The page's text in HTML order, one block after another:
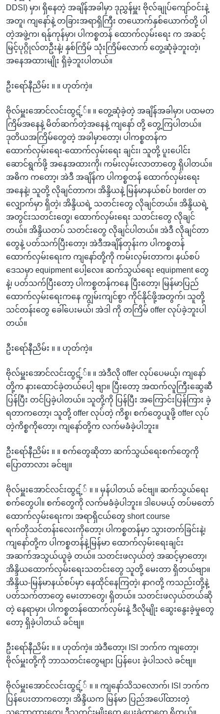
DDSI) မှာ၊ ရှိနေတဲ့ အချိန်အခါမှာ ဒုညွှန်မှူး ဗိုလ်ချုပ်ကျော်ဝင်းနဲ့
အတူ၊ ကျနော်နဲ့ တခြားအရာရှိကြီး တယောက်နှစ်ယောက်တို့ ပါ
တဲ့အဖွဲ့က၊ ရန်ုကုန်မှာ၊ ပါကစ္စတန် ထောက်လှမ်းရေး က အဆင့်
မြင့်ပုဂ္ဂိုလ်တဦးနဲ့၊ နှစ်ကြိမ် သုံးကြိမ်လောက် တွေ့ဆုံခဲ့ဘူးတဲ့၊
အနေအထားမျိုး ရှိခဲ့ဘူးပါတယ်။
ဦးရော်နီညိမ်း ။ ။ ဟုတ်ကဲ့။
ဗိုလ်မှူးအောင်လင်းထွဋ့််။ ။ တွေ့ဆုံခဲ့တဲ့ အချိန်အခါမှာ၊ ပထမတ
ကြိမ်အနေနဲ့ မိတ်ဆက်တဲ့အနေနဲ့ ကျနော် တို့ တွေ့ကြပါတယ်။
ဒုတိယအကြိမ်တွေတဲ့ အခါမှာတော့၊ ပါကစ္စတန်က
ထောက်လှမ်းရေး-ထောက်လှမ်းရေး ချင်း၊ သူတို့ ပူးပေါင်း
ဆောင်ရွက်ဖို့ အနေအထားကို၊ ကမ်းလှမ်းလာတာတွေ ရှိပါတယ်။
အဓိက ကတော့၊ အဲဒီ အချိန်က ပါကစ္စတန် ထောက်လှမ်းရေး
အနေနဲ့၊ သူတို့ လိုချင်တာက၊ အိန္ဒိယနဲ့ မြန်မာနယ်စပ် border တ
လျှောက်မှာ ရှိတဲ့၊ အိန္ဒိယရဲ့ သတင်းတွေ လိုချင်တယ်။ အိန္ဒိယရဲ့
အတွင်းသတင်းတွေ၊ ထောက်လှမ်းရေး သတင်းတွေ လိုချင်
တယ်။ အိန္ဒိယတပ် သတင်းတွေ လိုချင်ပါတယ်။ အဲဒီ လိုချင်တာ
တွေနဲ့ ပတ်သက်ပြီးတော့၊ အဲဒီအချိန်တုန်းက ပါကစ္စတန်
ထောက်လှမ်းရေးက ကျနော်တို့ကို ကမ်းလှမ်းတာက၊ နယ်စပ်
ဒေသမှာ equipment ပေါ့လေ။ ဆက်သွယ်ရေး equipment တွေ
နဲ့၊ ပတ်သက်ပြီးတော့ ပါကစ္စတန်ကနေ ပြီးတော့၊ မြန်မာပြည်
ထောက်လှမ်းရေးကနေ ကျွမ်းကျင်စွာ ကိုင်နိုင်ဖို့အတွက်၊ သူတို့
သင်တန်းတွေ ခေါ်ပေးမယ်၊ အဲဒါ ကို တကြိမ် offer လုပ်ခဲ့ဘူးပါ
တယ်။
ဦးရော်နီညိမ်း ။ ။ ဟုတ်ကဲ့။
ဗိုလ်မှူးအောင်လင်းထွဋ့််။ ။ အဲဒီလို offer လုပ်ပေမယ့်၊ ကျနော်
တို့က နားထောင်ခဲ့တယ်ပေါ့ ဗျာ။ ပြီးတော့ အထက်လူကြီးဆွေဆီ
ပြန်ပြီး တင်ပြခဲ့ပါတယ်။ သူတို့ကို ပြန်ပြီး အကြောင်းပြန်ကြား ခဲ့
ရတာကတော့၊ သူတို့ offer လုပ်တဲ့ ကိစ္စ၊ စက်တွေယူဖို့ offer လုပ်
တဲ့ကိစ္စကိုတော့၊ ကျနော်တို့က လက်မခံခဲ့ပါဘူး။
ဦးရော်နီညိမ်း ။ ။ စက်တွေဆိုတာ ဆက်သွယ်ရေးစက်တွေကို
ပြောတာလား ခင်ဗျ။
ဗိုလ်မှူးအောင်လင်းထွဋ့်် ။ ။ မှန်ပါတယ် ခင်ဗျ။ ဆက်သွယ်ရေး
စက်တွေပါ။ စက်တွေကို လက်မခံခဲ့ပါဘူး။ ဒါပေမယ့် တပ်မတော်
ထောက်လှမ်းရေးက၊ အရာရှိငယ်တွေ short course
ရက်တိုသင်တန်းလေးကိုတော့၊ ပါကစ္စတန်မှာ သွားတက်ခြင်းနဲ့၊
ကျနော်တို့က ပါကစ္စတန်နဲ့မြန်မာ ထောက်လှမ်းရေးချင်း
အဆက်အသွယ်ယူခဲ့ တယ်။ သတင်းဖလှယ်တဲ့ အဆင့်မှာတော့၊
အိန္ဒိယထောက်လှမ်းရေးသတင်းတွေ သူတို့ မေးတာ ရှိတယ်ဗျာ။
အိန္ဒိယ-မြန်မာနယ်စပ်မှာ နေထိုင်နေကြတဲ့၊ နာဂတို့ ကသည်းတို့နဲ့
ပတ်သက်တာတွေ မေးတာတွေ၊ ရှိတယ်။ သတင်းဖလှယ်တယ်ဆို
တဲ့ နေရာမှာ၊ ပါကစ္စတန်ထောက်လှမ်းနဲ့ ဒီလိုမျိုး ဆွေးနွေးခဲ့မှုတွေ
တော့ ရှိခဲ့ပါတယ် ခင်ဗျ။
ဦးရော်နီညိမ်း ။ ။ ဟုတ်ကဲ့။ အဲဒီတော့၊ ISI ဘက်က ကျတော့၊
ဗိုလ်မှူးတို့ကို ဘာသတင်းတွေများ ပြန်ပေး ခဲ့ပါသလဲ ခင်ဗျ။
ဗိုလ်မှူးအောင်လင်းထွဋ့်် ။ ။ ကျနော်သိသလောက်၊ ISI ဘက်က
ပြန်ပေးတာကတော့၊ အိန္ဒိယက မြန်မာ ပြည်အပေါ်ထားတဲ့
သဘောထားတွေ၊ ဒီသတင်းမျိုးတွေ ပေးခဲ့တာတွေ ရှိတယ်။